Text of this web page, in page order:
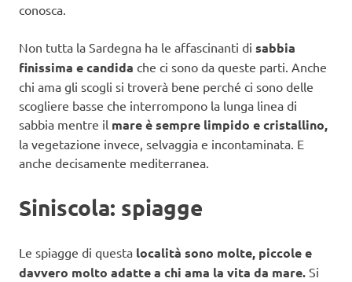
conosca.
Non tutta la Sardegna ha le affascinanti di sabbia
finissima e candida che ci sono da queste parti. Anche
chi ama gli scogli si troverà bene perché ci sono delle
scogliere basse che interrompono la lunga linea di
sabbia mentre il mare è sempre limpido e cristallino,
la vegetazione invece, selvaggia e incontaminata. E
anche decisamente mediterranea.
Siniscola: spiagge
Le spiagge di questa località sono molte, piccole e
davvero molto adatte a chi ama la vita da mare. Si